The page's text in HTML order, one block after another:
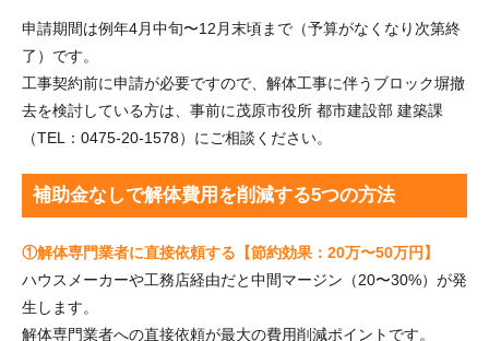
申請期間は例年4月中旬〜12月末頃まで（予算がなくなり次第終
了）です。
工事契約前に申請が必要ですので、解体工事に伴うブロック塀撤
去を検討している方は、事前に茂原市役所 都市建設部 建築課
（TEL：0475-20-1578）にご相談ください。
補助金なしで解体費用を削減する5つの方法
①解体専門業者に直接依頼する【節約効果：20万〜50万円】
ハウスメーカーや工務店経由だと中間マージン（20〜30%）が発
生します。
解体専門業者への直接依頼が最大の費用削減ポイントです。